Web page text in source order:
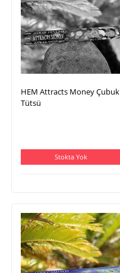
HEM Attracts Money Çubuk
Tütsü
Stokta Yok